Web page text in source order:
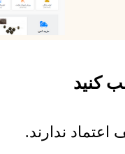
کنید
ندارند.